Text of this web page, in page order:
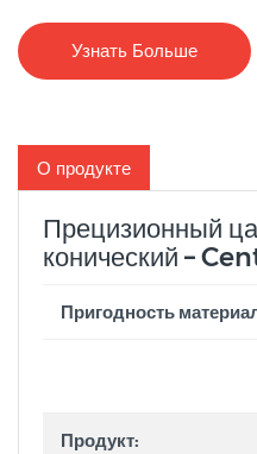
Узнать Больше
О продукте
Прецизионный
конический –
Пригодность
Продукт: